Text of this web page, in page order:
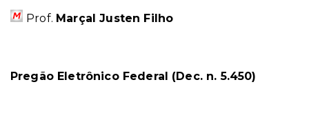
Prof. Marçal Justen Filho
Pregão Eletrônico Federal (Dec. n. 5.450)